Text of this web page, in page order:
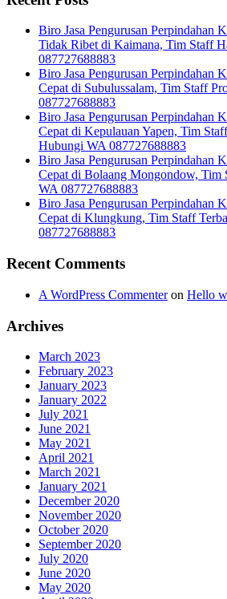
Biro Jasa Pengurusan Perpindahan
Tidak Ribet di Kaimana, Tim Staff
087727688883
Biro Jasa Pengurusan Perpindahan
Cepat di Subulussalam, Tim Staff
087727688883
Biro Jasa Pengurusan Perpindahan
Cepat di Kepulauan Yapen, Tim
Hubungi WA 087727688883
Biro Jasa Pengurusan Perpindahan
Cepat di Bolaang Mongondow, Tim
WA 087727688883
Biro Jasa Pengurusan Perpindahan
Cepat di Klungkung, Tim Staff
087727688883
Recent Comments
A WordPress Commenteron Hello
Archives
March 2023
February 2023
January 2023
January 2022
July 2021
June 2021
May 2021
April 2021
March 2021
January 2021
December 2020
November 2020
October 2020
September 2020
July 2020
June 2020
May 2020